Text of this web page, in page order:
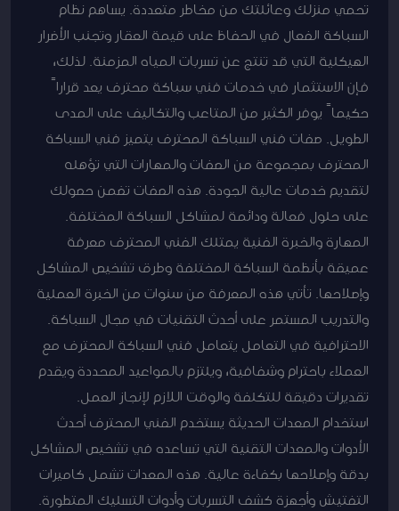
تحمي منزلك وعائلتك من مخاطر متعددة. يساهم نظام
السباكة الفعال في الحفاظ على قيمة العقار وتجنب الأضرار
الهيكلية التي قد تنتج عن تسربات المياه المزمنة. لذلك،
فإن الاستثمار في خدمات فني سباكة محترف يعد قراراً
حكيماً يوفر الكثير من المتاعب والتكاليف على المدى
الطويل. صفات فني السباكة المحترف يتميز فني السباكة
المحترف بمجموعة من الصفات والمهارات التي تؤهله
لتقديم خدمات عالية الجودة. هذه الصفات تضمن حصولك
على حلول فعالة ودائمة لمشاكل السباكة المختلفة.
المهارة والخبرة الفنية يمتلك الفني المحترف معرفة
عميقة بأنظمة السباكة المختلفة وطرق تشخيص المشاكل
وإصلاحها. تأتي هذه المعرفة من سنوات من الخبرة العملية
والتدريب المستمر على أحدث التقنيات في مجال السباكة.
الاحترافية في التعامل يتعامل فني السباكة المحترف مع
العملاء باحترام وشفافية، ويلتزم بالمواعيد المحددة ويقدم
تقديرات دقيقة للتكلفة والوقت اللازم لإنجاز العمل.
استخدام المعدات الحديثة يستخدم الفني المحترف أحدث
الأدوات والمعدات التقنية التي تساعده في تشخيص المشاكل
بدقة وإصلاحها بكفاءة عالية. هذه المعدات تشمل كاميرات
التفتيش وأجهزة كشف التسربات وأدوات التسليك المتطورة.